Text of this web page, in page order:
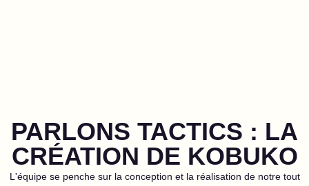
PARLONS TACTICS : LA
CRÉATION DE KOBUKO
L'équipe se penche sur la conception et la réalisation de notre tout